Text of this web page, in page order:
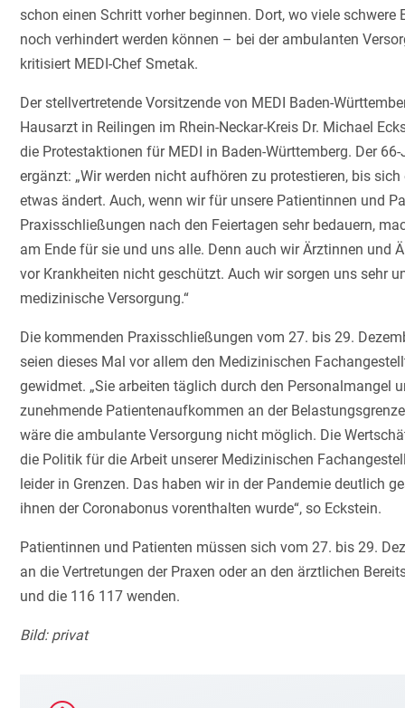
schon einen Schritt vorher beginnen. Dort, wo viele schwere
noch verhindert werden können – bei der ambulanten
kritisiert MEDI-Chef Smetak.
Der stellvertretende Vorsitzende von MEDI Baden-
Hausarzt in Reilingen im Rhein-Neckar-Kreis Dr. Michael
die Protestaktionen für MEDI in Baden-Württemberg. Der
ergänzt: „Wir werden nicht aufhören zu protestieren, bis
etwas ändert. Auch, wenn wir für unsere Patientinnen und
Praxisschließungen nach den Feiertagen sehr bedauern,
am Ende für sie und uns alle. Denn auch wir Ärztinnen und
vor Krankheiten nicht geschützt. Auch wir sorgen uns sehr
medizinische Versorgung.“
Die kommenden Praxisschließungen vom 27. bis 29.
seien dieses Mal vor allem den Medizinischen
gewidmet. „Sie arbeiten täglich durch den Personalmangel
zunehmende Patientenaufkommen an der
wäre die ambulante Versorgung nicht möglich. Die
die Politik für die Arbeit unserer Medizinischen
leider in Grenzen. Das haben wir in der Pandemie deutlich
ihnen der Coronabonus vorenthalten wurde“, so Eckstein.
Patientinnen und Patienten müssen sich vom 27. bis 29.
an die Vertretungen der Praxen oder an den ärztlichen
und die 116 117 wenden.
Bild: privat